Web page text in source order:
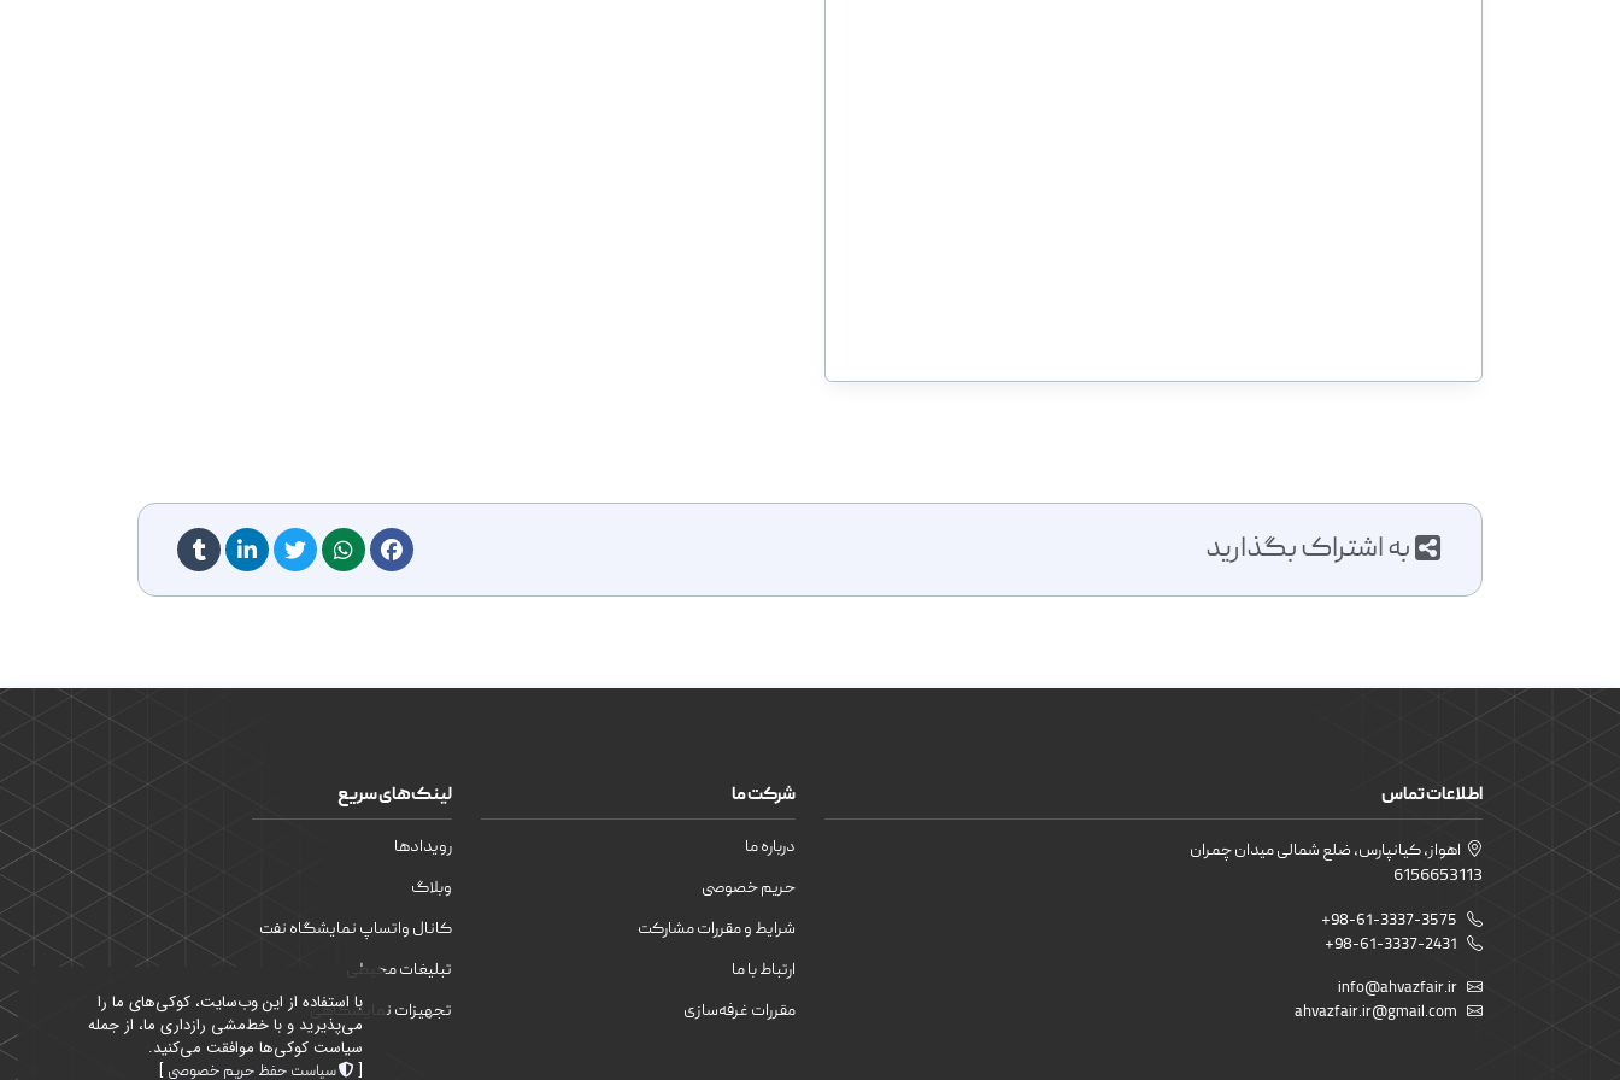
به اشتراک بگذارید
اطلاعات تماس
اهواز، کیانپارس، ضلع شمالی میدان چمران
6156653113
+98-61-3337-3575
+98-61-3337-2431
info@ahvazfair.ir
ahvazfair.ir@gmail.com
شرکت ما
درباره ما
حریم خصوصی
شرایط و مقررات مشارکت
ارتباط با ما
مقررات غرفه‌سازی
لینک‌های سریع
رویدادها
وبلاگ
کانال واتساپ نمایشگاه نفت
تبلیغات محیطی
تجهیزات نمایشگاهیبا استفاده از این وب‌سایت، کوکی‌های ما را
می‌پذیرید و با خط‌مشی رازداری ما، از جمله
سیاست کوکی‌ها موافقت می‌کنید.
[
سیاست حفظ حریم خصوصی ]